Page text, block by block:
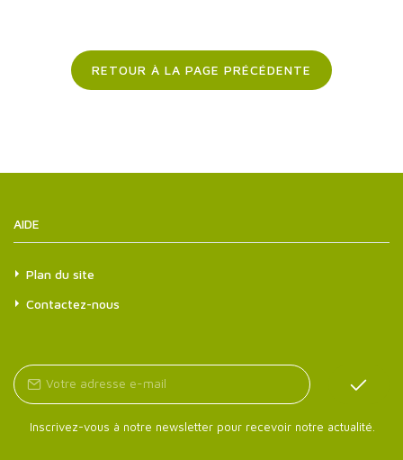
RETOUR À LA PAGE PRÉCÉDENTE
AIDE
Plan du site
Contactez-nous
Inscrivez-vous à notre newsletter pour recevoir notre actualité.